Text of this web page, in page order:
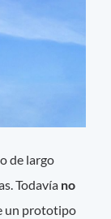
de largo
Todavía no
un prototipo